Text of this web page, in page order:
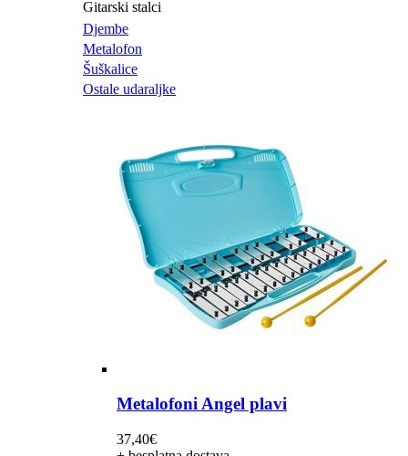
Gitarski stalci
Djembe
Metalofon
Šuškalice
Ostale udaraljke
Metalofoni Angel plavi
37,40€